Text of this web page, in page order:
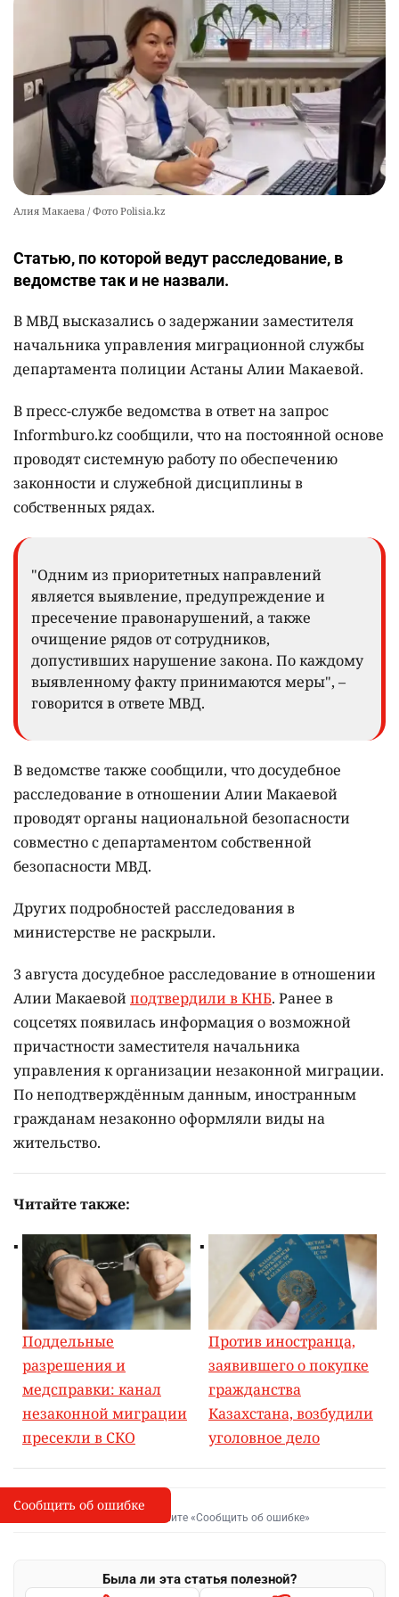
0
Алия Макаева / Фото Polisia.kz
Статью, по которой ведут расследование, в
ведомстве так и не назвали.
В МВД высказались о задержании заместителя
начальника управления миграционной службы
департамента полиции Астаны Алии Макаевой.
В пресс-службе ведомства в ответ на запрос
Informburo.kz сообщили, что на постоянной основе
проводят системную работу по обеспечению
законности и служебной дисциплины в
собственных рядах.
"Одним из приоритетных направлений
является выявление, предупреждение и
пресечение правонарушений, а также
очищение рядов от сотрудников,
допустивших нарушение закона. По каждому
выявленному факту принимаются меры", –
говорится в ответе МВД.
В ведомстве также сообщили, что досудебное
расследование в отношении Алии Макаевой
проводят органы национальной безопасности
совместно с департаментом собственной
безопасности МВД.
Других подробностей расследования в
министерстве не раскрыли.
3 августа досудебное расследование в отношении
Алии Макаевойподтвердили в КНБ. Ранее в
соцсетях появилась информация о возможной
причастности заместителя начальника
управления к организации незаконной миграции.
По неподтверждённым данным, иностранным
гражданам незаконно оформляли виды на
жительство.
Читайте также:
Поддельные
разрешения и
медсправки: канал
незаконной миграции
пресекли в СКО
Против иностранца,
заявившего о покупке
гражданства
Казахстана, возбудили
уголовное дело
I
Сообщить об опечатке
Выделите фрагмент и нажмите «Сообщить об ошибке»
Была ли эта статья полезной?
Сообщить об ошибке